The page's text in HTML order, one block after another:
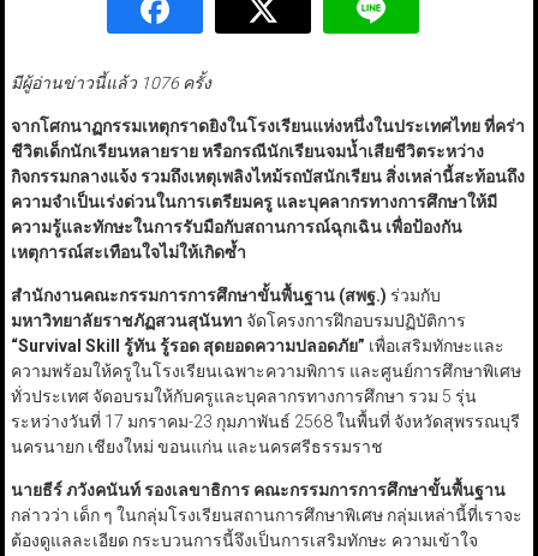
มีผู้อ่านข่าวนี้แล้ว 1076 ครั้ง
จากโศกนาฏกรรมเหตุกราดยิงในโรงเรียนแห่งหนึ่งในประเทศไทย ที่คร่า
ชีวิตเด็กนักเรียนหลายราย หรือกรณีนักเรียนจมน้ำเสียชีวิตระหว่าง
กิจกรรมกลางแจ้ง รวมถึงเหตุเพลิงไหม้รถบัสนักเรียน สิ่งเหล่านี้สะท้อนถึง
ความจำเป็นเร่งด่วนในการเตรียมครู และบุคลากรทางการศึกษาให้มี
ความรู้และทักษะในการรับมือกับสถานการณ์ฉุกเฉิน เพื่อป้องกัน
เหตุการณ์สะเทือนใจไม่ให้เกิดซ้ำ
สำนักงานคณะกรรมการการศึกษาขั้นพื้นฐาน (สพฐ.) ร่วมกับ
มหาวิทยาลัยราชภัฏสวนสุนันทา จัดโครงการฝึกอบรมปฏิบัติการ
“Survival Skill รู้ทัน รู้รอด สุดยอดความปลอดภัย” เพื่อเสริมทักษะและ
ความพร้อมให้ครูในโรงเรียนเฉพาะความพิการ และศูนย์การศึกษาพิเศษ
ทั่วประเทศ จัดอบรมให้กับครูและบุคลากรทางการศึกษา รวม 5 รุ่น
ระหว่างวันที่ 17 มกราคม-23 กุมภาพันธ์ 2568 ในพื้นที่ จังหวัดสุพรรณบุรี
นครนายก เชียงใหม่ ขอนแก่น และนครศรีธรรมราช
นายธีร์ ภวังคนันท์ รองเลขาธิการ คณะกรรมการการศึกษาขั้นพื้นฐาน
กล่าวว่า เด็ก ๆ ในกลุ่มโรงเรียนสถานการศึกษาพิเศษ กลุ่มเหล่านี้ที่เราจะ
ต้องดูแลละเอียด กระบวนการนี้จึงเป็นการเสริมทักษะ ความเข้าใจ